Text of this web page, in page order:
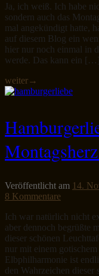
Ja, ich weiß. Ich habe
sondern auch das
mal angekündigt hatte,
auf diesem Blog ein
hier nur noch einmal in
werde. Das kann ein […]
weiter→
Veröffentlicht am 14.
8 Kommentare
Ich war natürlich nicht
aber dennoch begrüßte
dieser schönen
nur mit einem
Elbphilharmonie ist
den Wahrzeichen